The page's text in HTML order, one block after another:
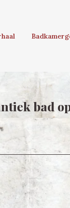
bad